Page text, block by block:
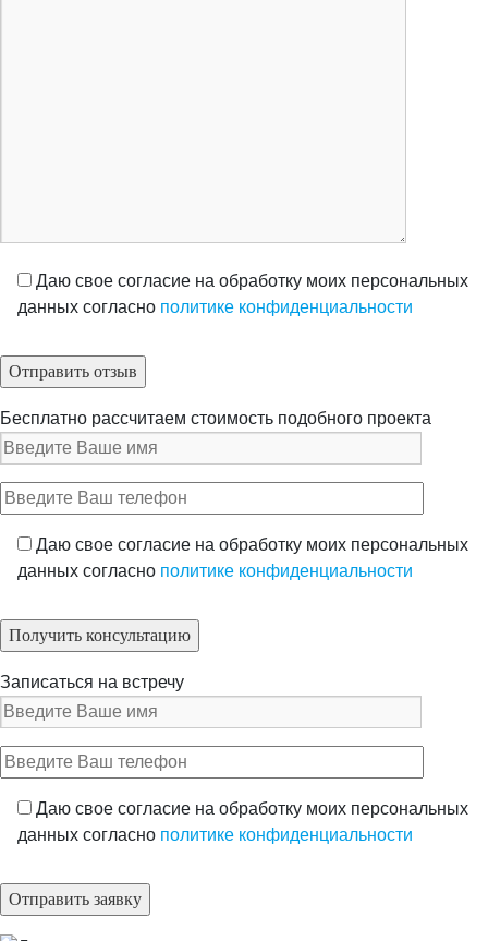
Даю свое согласие на обработку моих персональных
данных согласно политике конфиденциальности
Бесплатно рассчитаем стоимость подобного проекта
Даю свое согласие на обработку моих персональных
данных согласно политике конфиденциальности
Записаться на встречу
Даю свое согласие на обработку моих персональных
данных согласно политике конфиденциальности